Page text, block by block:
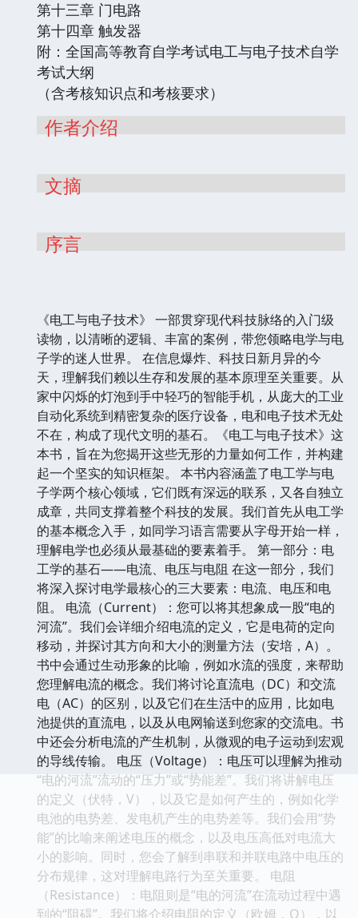
第十三章 门电路
第十四章 触发器
附：全国高等教育自学考试电工与电子技术自学
考试大纲
（含考核知识点和考核要求）
作者介绍
文摘
序言
《电工与电子技术》 一部贯穿现代科技脉络的入门级
读物，以清晰的逻辑、丰富的案例，带您领略电学与电
子学的迷人世界。 在信息爆炸、科技日新月异的今
天，理解我们赖以生存和发展的基本原理至关重要。从
家中闪烁的灯泡到手中轻巧的智能手机，从庞大的工业
自动化系统到精密复杂的医疗设备，电和电子技术无处
不在，构成了现代文明的基石。《电工与电子技术》这
本书，旨在为您揭开这些无形的力量如何工作，并构建
起一个坚实的知识框架。 本书内容涵盖了电工学与电
子学两个核心领域，它们既有深远的联系，又各自独立
成章，共同支撑着整个科技的发展。我们首先从电工学
的基本概念入手，如同学习语言需要从字母开始一样，
理解电学也必须从最基础的要素着手。 第一部分：电
工学的基石——电流、电压与电阻 在这一部分，我们
将深入探讨电学最核心的三大要素：电流、电压和电
阻。 电流（Current）：您可以将其想象成一股“电的
河流”。我们会详细介绍电流的定义，它是电荷的定向
移动，并探讨其方向和大小的测量方法（安培，A）。
书中会通过生动形象的比喻，例如水流的强度，来帮助
您理解电流的概念。我们将讨论直流电（DC）和交流
电（AC）的区别，以及它们在生活中的应用，比如电
池提供的直流电，以及从电网输送到您家的交流电。书
中还会分析电流的产生机制，从微观的电子运动到宏观
的导线传输。 电压（Voltage）：电压可以理解为推动
“电的河流”流动的“压力”或“势能差”。我们将讲解电压
的定义（伏特，V），以及它是如何产生的，例如化学
电池的电势差、发电机产生的电势差等。我们会用“势
能”的比喻来阐述电压的概念，以及电压高低对电流大
小的影响。同时，您会了解到串联和并联电路中电压的
分布规律，这对理解电路行为至关重要。 电阻
（Resistance）：电阻则是“电的河流”在流动过程中遇
到的“阻碍”。我们将介绍电阻的定义（欧姆，Ω），以